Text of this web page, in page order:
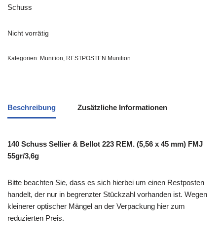
Schuss
Nicht vorrätig
Kategorien: Munition, RESTPOSTEN Munition
Beschreibung Zusätzliche Informationen
140 Schuss Sellier & Bellot 223 REM. (5,56 x 45 mm) FMJ
55gr/3,6g
Bitte beachten Sie, dass es sich hierbei um einen Restposten
handelt, der nur in begrenzter Stückzahl vorhanden ist. Wegen
kleinerer optischer Mängel an der Verpackung hier zum
reduzierten Preis.